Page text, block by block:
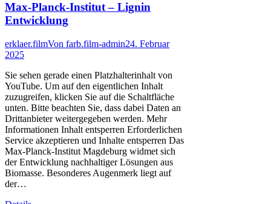
Max-Planck-Institut – Lignin
Entwicklung
erklaer.filmVon farb.film-admin24. Februar
2025
Sie sehen gerade einen Platzhalterinhalt von
YouTube. Um auf den eigentlichen Inhalt
zuzugreifen, klicken Sie auf die Schaltfläche
unten. Bitte beachten Sie, dass dabei Daten an
Drittanbieter weitergegeben werden. Mehr
Informationen Inhalt entsperren Erforderlichen
Service akzeptieren und Inhalte entsperren Das
Max-Planck-Institut Magdeburg widmet sich
der Entwicklung nachhaltiger Lösungen aus
Biomasse. Besonderes Augenmerk liegt auf
der…